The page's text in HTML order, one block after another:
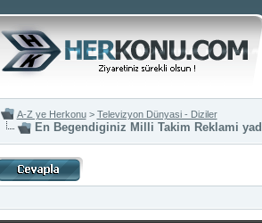
A-Z ye Herkonu > Televizyon Dünyasi - Diziler
En Begendiginiz Milli Takim Reklami